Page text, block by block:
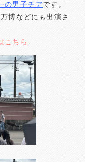
の男子チアです。
博などにも出演さ
こちら